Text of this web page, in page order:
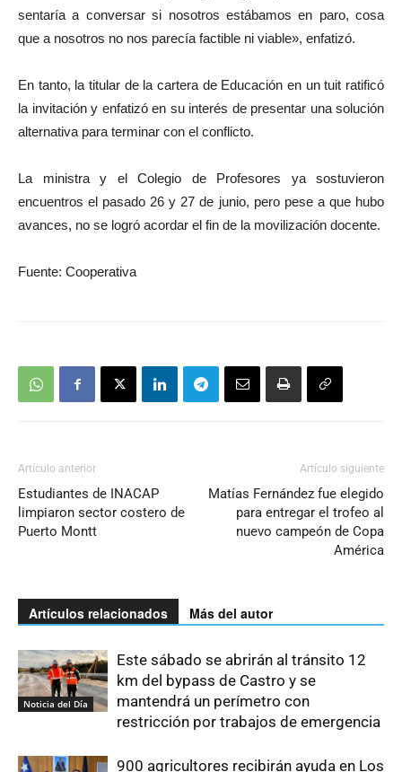
sentaría a conversar si nosotros estábamos en paro, cosa
que a nosotros no nos parecía factible ni viable», enfatizó.
En tanto, la titular de la cartera de Educación en un tuit ratificó
la invitación y enfatizó en su interés de presentar una solución
alternativa para terminar con el conflicto.
La ministra y el Colegio de Profesores ya sostuvieron
encuentros el pasado 26 y 27 de junio, pero pese a que hubo
avances, no se logró acordar el fin de la movilización docente.
Fuente: Cooperativa
Artículo anterior
Estudiantes de INACAP
limpiaron sector costero de
Puerto Montt
Artículo siguiente
Matías Fernández fue elegido
para entregar el trofeo al
nuevo campeón de Copa
América
Artículos relacionados Más del autor
Noticia del Día
Este sábado se abrirán al tránsito 12
km del bypass de Castro y se
mantendrá un perímetro con
restricción por trabajos de emergencia
900 agricultores recibirán ayuda en Los